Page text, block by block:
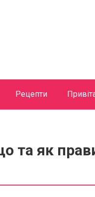
Рецепти
та як